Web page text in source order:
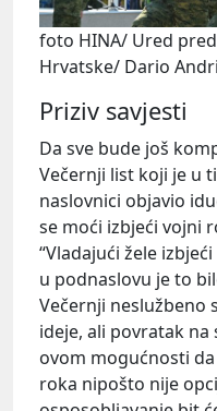
foto HINA/ Ured
Hrvatske/ Dario
Priziv savjesti
Da sve bude još
Večernji list koji je u
naslovnici objavio
se moći izbjeći vojni
“Vladajući žele
u podnaslovu je to
Večernji neslužbeno
ideje, ali povratak na
ovom mogućnosti
roka nipošto nije